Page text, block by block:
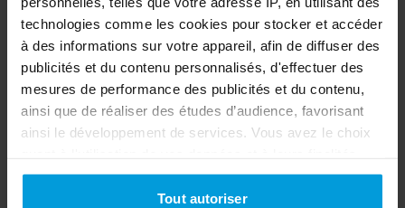
technologies comme les cookies pour stocker et accéder
à des informations sur votre appareil, afin de diffuser des
publicités et du contenu personnalisés, d'effectuer des
mesures de performance des publicités et du contenu,
ainsi que de réaliser des études d’audience, favorisant
ainsi le développement de services. Vous avez le choix
Vous pouvez modifier ou retirer votre consentement à
tout moment en consultant la Déclaration relative aux
Tout autoriser
Discover the Desjoyaux ranges! With
pool&play and Exclusive, find the pool of
your dreams.
Discover
Building your pool